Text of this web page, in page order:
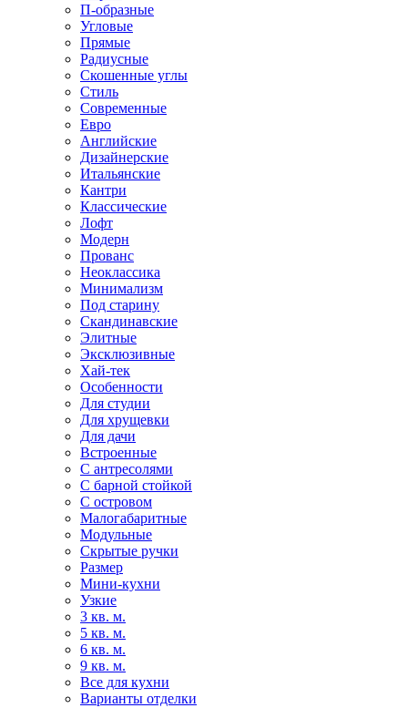
П-образные
Угловые
Прямые
Радиусные
Скошенные углы
Стиль
Современные
Евро
Английские
Дизайнерские
Итальянские
Кантри
Классические
Лофт
Модерн
Прованс
Неоклассика
Минимализм
Под старину
Скандинавские
Элитные
Эксклюзивные
Хай-тек
Особенности
Для студии
Для хрущевки
Для дачи
Встроенные
С антресолями
С барной стойкой
С островом
Малогабаритные
Модульные
Скрытые ручки
Размер
Мини-кухни
Узкие
3 кв. м.
5 кв. м.
6 кв. м.
9 кв. м.
Все для кухни
Варианты отделки